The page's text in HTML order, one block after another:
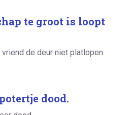
te groot is loopt
de deur niet platlopen.
dood.